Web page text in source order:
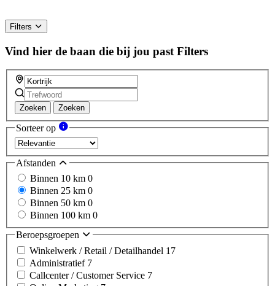
Filters
Vind hier de baan die bij jou past Filters
Zoeken Zoeken
Sorteer op
Afstanden
Binnen 10 km 0
Binnen 25 km 0
Binnen 50 km 0
Binnen 100 km 0
Beroepsgroepen
Winkelwerk / Retail / Detailhandel 17
Administratief 7
Callcenter / Customer Service 7